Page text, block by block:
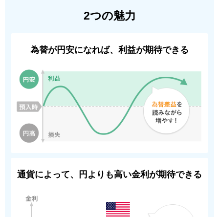
2つの魅力
為替が円安になれば、利益が期待できる
通貨によって、円よりも高い金利が期待できる